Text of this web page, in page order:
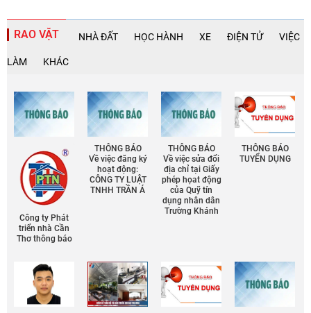
RAO VẶT NHÀ ĐẤT HỌC HÀNH XE ĐIỆN TỬ VIỆC
LÀM KHÁC
Công ty Phát
triển nhà Cần
Thơ thông báo
THÔNG BÁO
Về việc đăng ký
hoạt động:
CÔNG TY LUẬT
TNHH TRẦN Á
THÔNG BÁO
Về việc sửa đổi
địa chỉ tại Giấy
phép họat động
của Quỹ tín
dụng nhân dân
Trường Khánh
THÔNG BÁO
TUYỂN DỤNG